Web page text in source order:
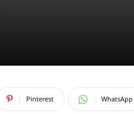
Pinterest WhatsApp